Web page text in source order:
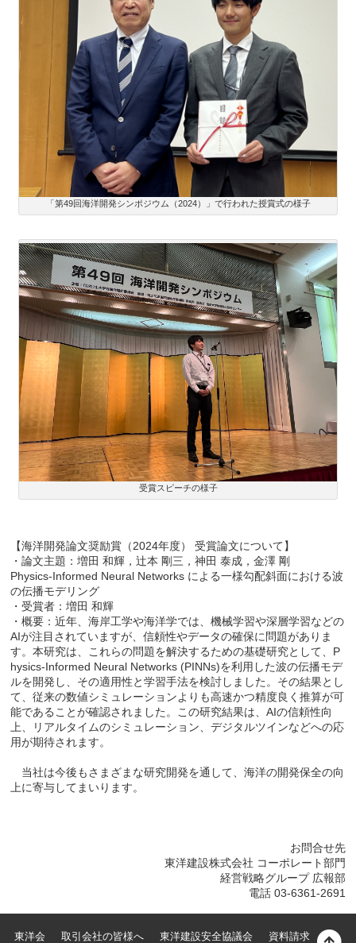
「第49回海洋開発シンポジウム（2024）」で行われた授賞式の様子
受賞スピーチの様子
【海洋開発論文奨励賞（2024年度） 受賞論文について】
・論文主題：増田 和輝，辻本 剛三，神田 泰成，金澤 剛
Physics-Informed Neural Networks による一様勾配斜面における波
の伝播モデリング
・受賞者：増田 和輝
・概要：近年、海岸工学や海洋学では、機械学習や深層学習などの
AIが注目されていますが、信頼性やデータの確保に問題がありま
す。本研究は、これらの問題を解決するための基礎研究として、P
hysics-Informed Neural Networks (PINNs)を利用した波の伝播モデ
ルを開発し、その適用性と学習手法を検討しました。その結果とし
て、従来の数値シミュレーションよりも高速かつ精度良く推算が可
能であることが確認されました。この研究結果は、AIの信頼性向
上、リアルタイムのシミュレーション、デジタルツインなどへの応
用が期待されます。
当社は今後もさまざまな研究開発を通して、海洋の開発保全の向
上に寄与してまいります。
お問合せ先
東洋建設株式会社 コーポレート部門
経営戦略グループ 広報部
電話 03-6361-2691
東洋会 取引会社の皆様へ 東洋建設安全協議会 資料請求